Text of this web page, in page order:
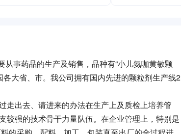
事药品的生产及销售，品种有“小儿氨咖黄敏颗
各大省、市。我公司拥有国内先进的颗粒剂生产线2
走出去、请进来的办法在生产上及质检上培养管
较强的技术骨干力量队伍。在企业管理上，特别是